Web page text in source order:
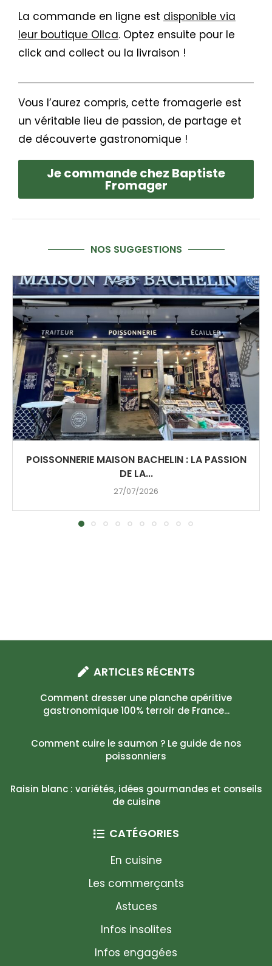
La commande en ligne est disponible via
leur boutique Ollca. Optez ensuite pour le
click and collect ou la livraison !
Vous l’aurez compris, cette fromagerie est
un véritable lieu de passion, de partage et
de découverte gastronomique !
Je commande chez Baptiste
Fromager
NOS SUGGESTIONS
POISSONNERIE MAISON BACHELIN : LA PASSION
DE LA...
27/07/2026
ARTICLES RÉCENTS
Comment dresser une planche apéritive
gastronomique 100% terroir de France...
Comment cuire le saumon ? Le guide de nos
poissonniers
Raisin blanc : variétés, idées gourmandes et conseils
de cuisine
CATÉGORIES
En cuisine
Les commerçants
Astuces
Infos insolites
Infos engagées